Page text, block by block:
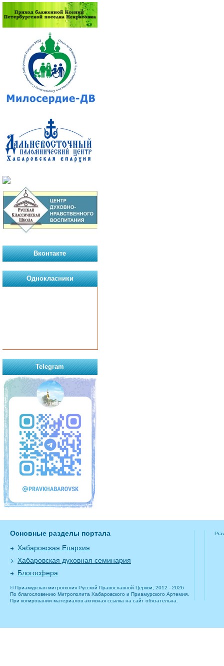
Вконтакте
Однокласники
Telegram
Основные разделы портала
Хабаровская Епархия
Хабаровская духовная семинария
Блогосфера
© Приамурская митрополия Русской Православной Церкви, 2012 - 2026
По благословению Митрополита Хабаровского и Приамурского Артемия.
При копировании материалов активная ссылка на сайт обязательна.